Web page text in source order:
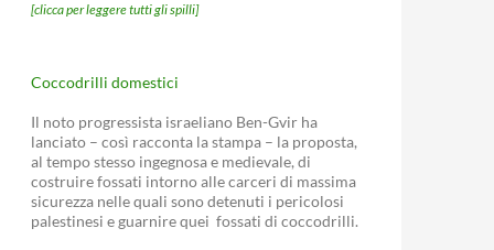
[clicca per leggere tutti gli spilli]
Coccodrilli domestici
Il noto progressista israeliano Ben-Gvir ha
lanciato – così racconta la stampa – la proposta,
al tempo stesso ingegnosa e medievale, di
costruire fossati intorno alle carceri di massima
sicurezza nelle quali sono detenuti i pericolosi
palestinesi e guarnire quei fossati di coccodrilli.